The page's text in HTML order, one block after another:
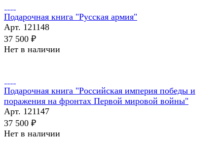
Подарочная книга "Русская армия"
Арт. 121148
37 500 ₽
Нет в наличии
Подарочная книга "Российская империя победы и
поражения на фронтах Первой мировой войны"
Арт. 121147
37 500 ₽
Нет в наличии